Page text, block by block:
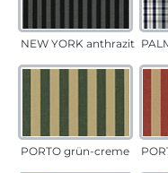
NEW YORK anthrazit
PORTO grün-creme